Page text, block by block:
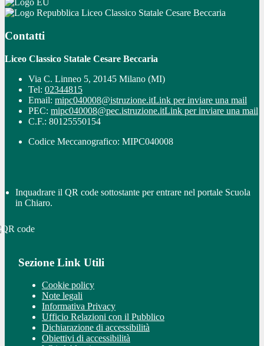
Liceo Classico Statale Cesare Beccaria
Contatti
Liceo Classico Statale Cesare Beccaria
Via C. Linneo 5, 20145 Milano (MI)
Tel: 02344815
Email: mipc040008@istruzione.itLink per inviare una mail
PEC: mipc040008@pec.istruzione.itLink per inviare una mail
C.F.: 80125550154
Codice Meccanografico: MIPC040008
Inquadrare il QR code sottostante per entrare nel portale Scuola
in Chiaro.
Sezione Link Utili
Cookie policy
Note legali
Informativa Privacy
Ufficio Relazioni con il Pubblico
Dichiarazione di accessibilità
Obiettivi di accessibilità